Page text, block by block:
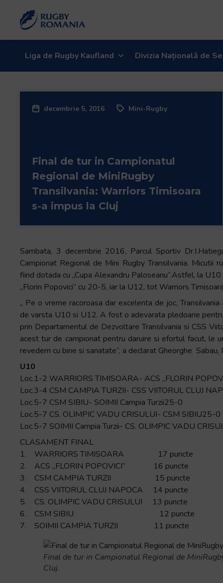
in
reader.
Accessibility
shortcut
activates
screen
reader
navigate
interact
content.
Liga de Rugby Kaufland Divizia Națională de
decembrie 5, 2016 Mini-Rugby
Final de tur in Campionatul
Regional de MiniRugby
Transilvania: Warriors Timisoara
s-a impus la Cluj
Sambata, 3 decembrie 2016, Parcul Sportiv
Campionat Regional de Mini Rugby Transilvania.
fiind dotada cu „Cupa Alexandru Paloseanu“.Astfel, la
„Florin Popovici” cu 20-5, iar la U12, tot Warriors
„ Pe o vreme racoroasa dar excelenta de joc,
de varsta U10 si U12. A fost o adevarata pledoarie
prin Departamentul de Dezvoltare Transilvania si CSS
acest tur de campionat pentru daruire si efortul facut, le
revedem cu bine si sanatate“, a declarat Gheorghe
U10
Loc.1-2 WARRIORS TIMISOARA- ACS „FLORIN
Loc.3-4 CSM CAMPIA TURZII- CSS VIITORUL CLUJ
Loc.5-7 CSM SIBIU- SOIMII Campia Turzii25-0
Loc.5-7 CS. OLIMPIC VADU CRISULUI- CSM SIBIU25-0
Loc.5-7 SOIMII Campia Turzii- CS. OLIMPIC VADU
CLASAMENT FINAL
1. WARRIORS TIMISOARA 17 puncte
2. ACS „FLORIN POPOVICI“ 16 puncte
3. CSM CAMPIA TURZII 15 puncte
4. CSS VIITORUL CLUJ NAPOCA 14 puncte
5. CS. OLIMPIC VADU CRISULUI 13 puncte
6. CSM SIBIU 12 puncte
7. SOIMII CAMPIA TURZII 11 puncte
Final de tur in Campionatul Regional de
Cluj.